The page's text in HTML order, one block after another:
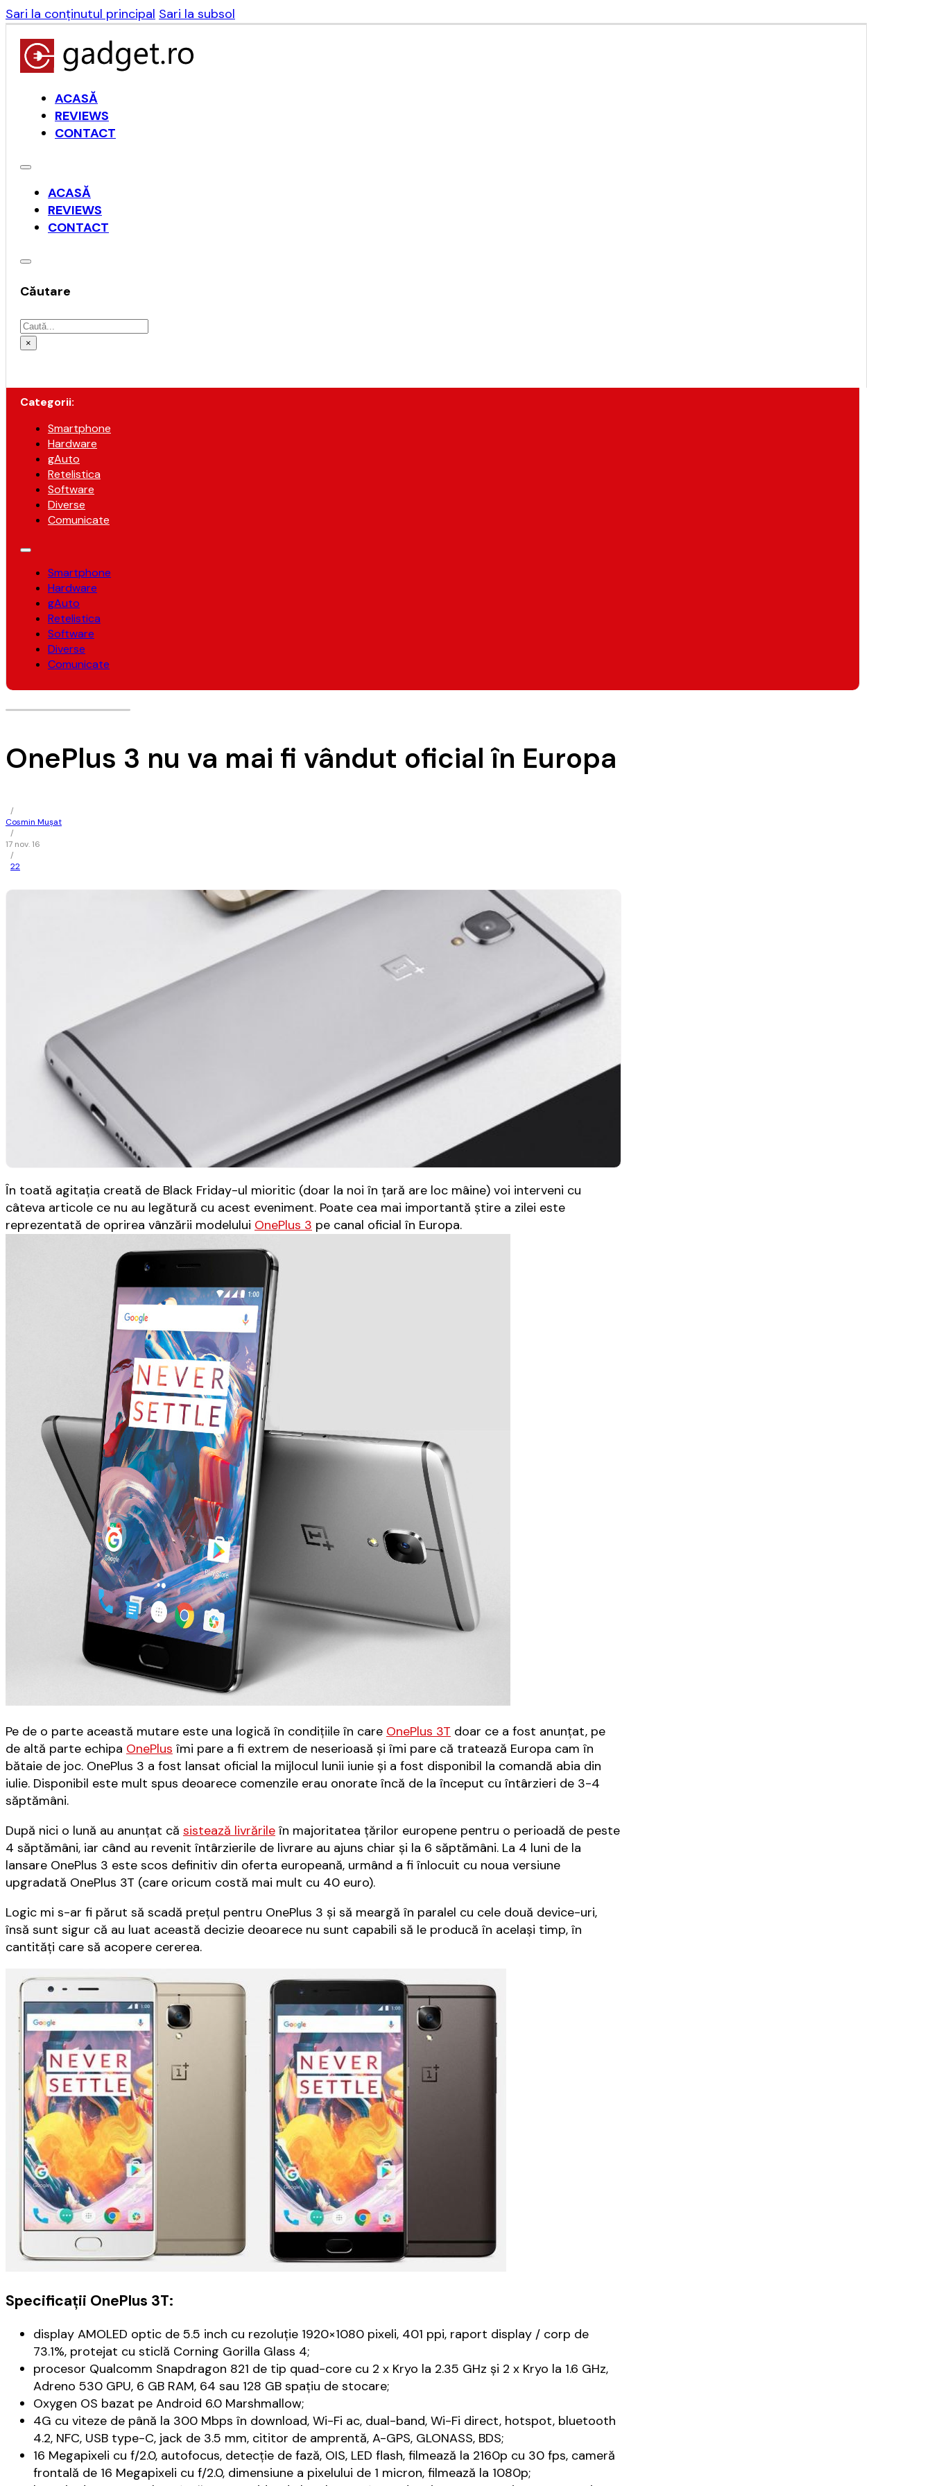
Sari la conținutul principal Sari la subsol
ACASĂ
REVIEWS
CONTACT
ACASĂ
REVIEWS
CONTACT
Căutare
Caută
×
Categorii:
Smartphone
Hardware
gAuto
Retelistica
Software
Diverse
Comunicate
Smartphone
Hardware
gAuto
Retelistica
Software
Diverse
Comunicate
OnePlus 3 nu va mai fi vândut oficial în Europa
/
Cosmin Mușat
/
17 nov. 16
/
22
În toată agitaţia creată de Black Friday-ul mioritic (doar la noi în ţară are loc mâine) voi interveni cu
câteva articole ce nu au legătură cu acest eveniment. Poate cea mai importantă ştire a zilei este
reprezentată de oprirea vânzării modelului OnePlus 3 pe canal oficial în Europa.
Pe de o parte această mutare este una logică în condiţiile în care OnePlus 3T doar ce a fost anunţat, pe
de altă parte echipa OnePlus îmi pare a fi extrem de neserioasă şi îmi pare că tratează Europa cam în
bătaie de joc. OnePlus 3 a fost lansat oficial la mijlocul lunii iunie şi a fost disponibil la comandă abia din
iulie. Disponibil este mult spus deoarece comenzile erau onorate încă de la început cu întârzieri de 3-4
săptămâni.
După nici o lună au anunţat că sistează livrările în majoritatea ţărilor europene pentru o perioadă de peste
4 săptămâni, iar când au revenit întârzierile de livrare au ajuns chiar şi la 6 săptămâni. La 4 luni de la
lansare OnePlus 3 este scos definitiv din oferta europeană, urmând a fi înlocuit cu noua versiune
upgradată OnePlus 3T (care oricum costă mai mult cu 40 euro).
Logic mi s-ar fi părut să scadă preţul pentru OnePlus 3 şi să meargă în paralel cu cele două device-uri,
însă sunt sigur că au luat această decizie deoarece nu sunt capabili să le producă în acelaşi timp, în
cantităţi care să acopere cererea.
Specificații OnePlus 3T:
display AMOLED optic de 5.5 inch cu rezoluție 1920×1080 pixeli, 401 ppi, raport display / corp de
73.1%, protejat cu sticlă Corning Gorilla Glass 4;
procesor Qualcomm Snapdragon 821 de tip quad-core cu 2 x Kryo la 2.35 GHz și 2 x Kryo la 1.6 GHz,
Adreno 530 GPU, 6 GB RAM, 64 sau 128 GB spațiu de stocare;
Oxygen OS bazat pe Android 6.0 Marshmallow;
4G cu viteze de până la 300 Mbps în download, Wi-Fi ac, dual-band, Wi-Fi direct, hotspot, bluetooth
4.2, NFC, USB type-C, jack de 3.5 mm, cititor de amprentă, A-GPS, GLONASS, BDS;
16 Megapixeli cu f/2.0, autofocus, detecție de fază, OIS, LED flash, filmează la 2160p cu 30 fps, cameră
frontală de 16 Megapixeli cu f/2.0, dimensiune a pixelului de 1 micron, filmează la 1080p;